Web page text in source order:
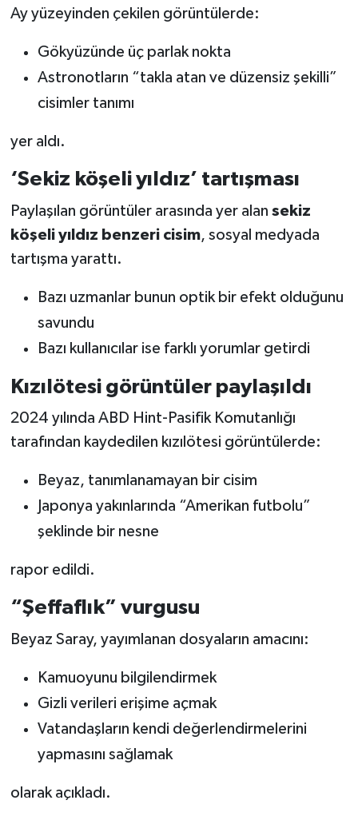
Ay yüzeyinden çekilen görüntülerde:
Gökyüzünde üç parlak nokta
Astronotların “takla atan ve düzensiz şekilli”
cisimler tanımı
yer aldı.
‘Sekiz köşeli yıldız’ tartışması
Paylaşılan görüntüler arasında yer alan sekiz
köşeli yıldız benzeri cisim, sosyal medyada
tartışma yarattı.
Bazı uzmanlar bunun optik bir efekt olduğunu
savundu
Bazı kullanıcılar ise farklı yorumlar getirdi
Kızılötesi görüntüler paylaşıldı
2024 yılında ABD Hint-Pasifik Komutanlığı
tarafından kaydedilen kızılötesi görüntülerde:
Beyaz, tanımlanamayan bir cisim
Japonya yakınlarında “Amerikan futbolu”
şeklinde bir nesne
rapor edildi.
“Şeffaflık” vurgusu
Beyaz Saray, yayımlanan dosyaların amacını:
Kamuoyunu bilgilendirmek
Gizli verileri erişime açmak
Vatandaşların kendi değerlendirmelerini
yapmasını sağlamak
olarak açıkladı.